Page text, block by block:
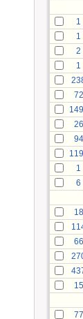
1
1
2
1
72
26
94
1
6
18
66
15
77